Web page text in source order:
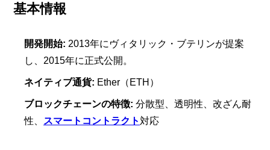
基本情報
開発開始: 2013年にヴィタリック・ブテリンが提案
し、2015年に正式公開。
ネイティブ通貨: Ether（ETH）
ブロックチェーンの特徴: 分散型、透明性、改ざん耐
性、
スマートコントラクト対応